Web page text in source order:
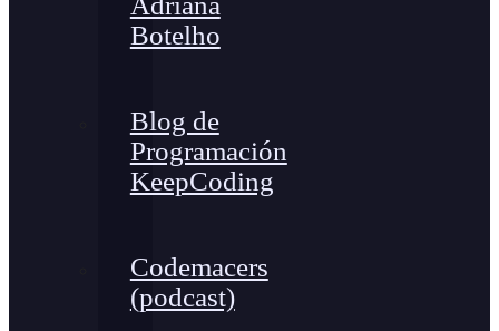
Botelho
Blog de
Programación
KeepCoding
Codemacers
(podcast)